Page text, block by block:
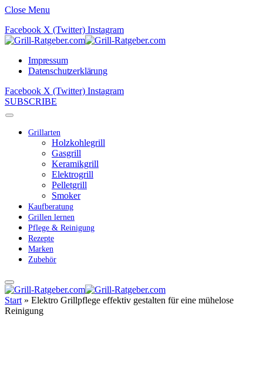
Close Menu
Facebook X (Twitter) Instagram
Impressum
Datenschutzerklärung
Facebook X (Twitter) Instagram
SUBSCRIBE
Grillarten
Holzkohlegrill
Gasgrill
Keramikgrill
Elektrogrill
Pelletgrill
Smoker
Kaufberatung
Grillen lernen
Pflege & Reinigung
Rezepte
Marken
Zubehör
Start » Elektro Grillpflege effektiv gestalten für eine mühelose
Reinigung